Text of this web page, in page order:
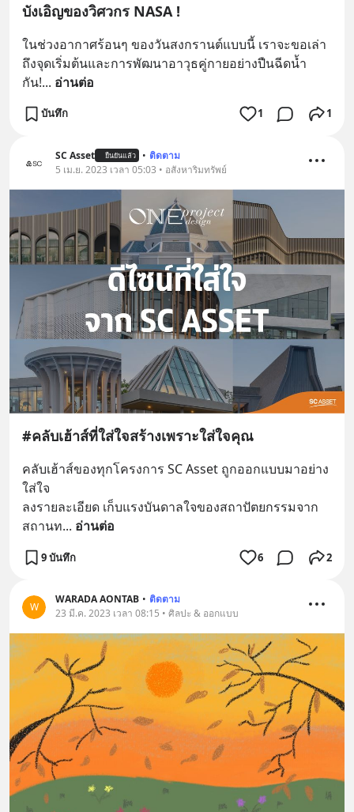
บังเอิญของวิศวกร NASA !
ในช่วงอากาศร้อนๆ ของวันสงกรานต์แบบนี้ เราจะขอเล่า
ถึงจุดเริ่มต้นและการพัฒนาอาวุธคู่กายอย่างปืนฉีดน้ำ
กัน!... อ่านต่อ
บันทึก 1 1
SC Asset ยืนยันแล้ว • ติดตาม
5 เม.ย. 2023 เวลา 05:03 • อสังหาริมทรัพย์
#คลับเฮ้าส์ที่ใส่ใจสร้างเพราะใส่ใจคุณ
คลับเฮ้าส์ของทุกโครงการ SC Asset ถูกออกแบบมาอย่าง
ใส่ใจ
ลงรายละเอียด เก็บแรงบันดาลใจของสถาปัตยกรรมจาก
สถานท... อ่านต่อ
9 บันทึก 6 2
W
WARADA AONTAB • ติดตาม
23 มี.ค. 2023 เวลา 08:15 • ศิลปะ & ออกแบบ